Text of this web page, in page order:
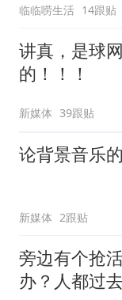
临临唠生活 14跟贴
讲真，是球
的！！！
新媒体 39跟贴
论背景音乐
新媒体 2跟贴
旁边有个抢
办？人都过